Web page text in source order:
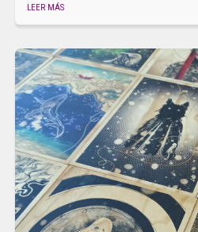
LEER MÁS